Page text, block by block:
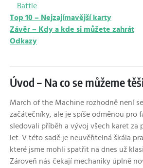
Battle
Top 10 – Nejzajímavější karty
Závěr – Kdy a kde si můžete zahrát
Odkazy
Úvod – Na co se můžeme
March of the Machine rozhodně není
začátečníky, ale je spíše odměnou pro
sledovali příběh a vývoj všech karet za
let. V této sadě je neuvěřitelná škála
které jsme mohli spatřit na dnes už
Zároveň nás čekají mechaniky úplně